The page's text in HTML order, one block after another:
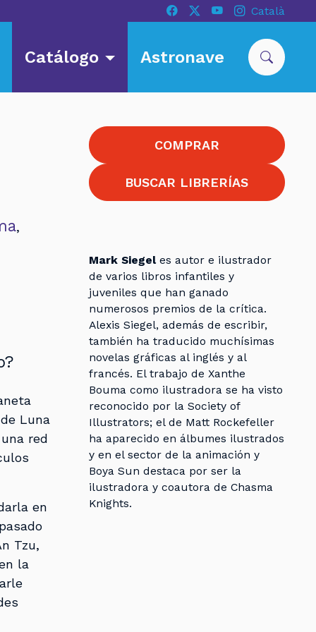
Català
Catálogo Astronave
,
Luna
red
en
Tzu,
la
COMPRAR
BUSCAR LIBRERÍAS
Mark Siegeles autor e ilustrador
de varios libros infantiles y
juveniles que han ganado
numerosos premios de la crítica.
Alexis Siegel, además de escribir,
también ha traducido muchísimas
novelas gráficas al inglés y al
francés. El trabajo de Xanthe
Bouma como ilustradora se ha visto
reconocido por la Society of
Illustrators; el de Matt Rockefeller
ha aparecido en álbumes ilustrados
y en el sector de la animación y
Boya Sun destaca por ser la
ilustradora y coautora de Chasma
Knights.